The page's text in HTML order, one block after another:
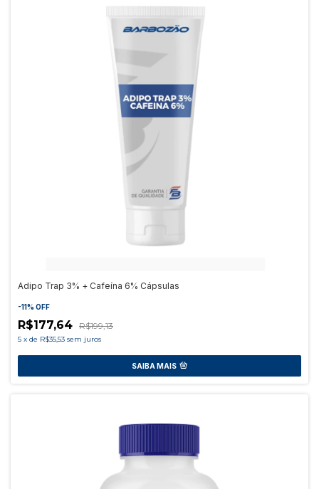
Adipo Trap 3% + Cafeína 6% Cápsulas
-11% OFF
R$177,64 R$199,13
5 x de R$35,53 sem juros
SAIBA MAIS